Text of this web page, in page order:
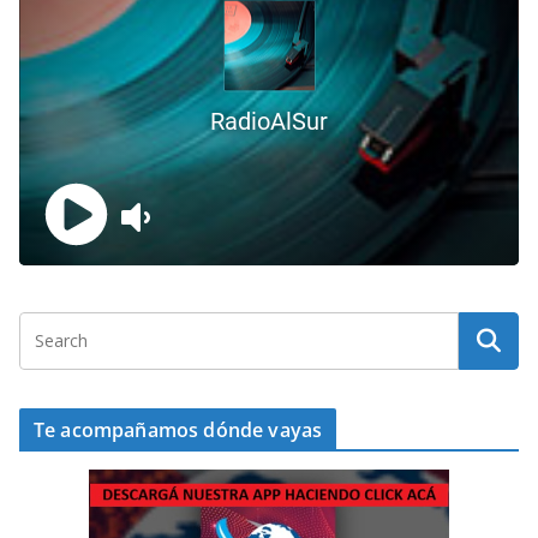
Te acompañamos dónde vayas